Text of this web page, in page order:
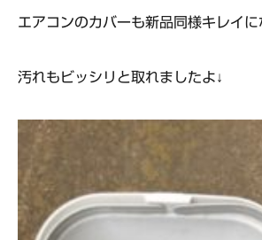
エアコンのカバーも新品同様キレイに
汚れもビッシリと取れましたよ↓